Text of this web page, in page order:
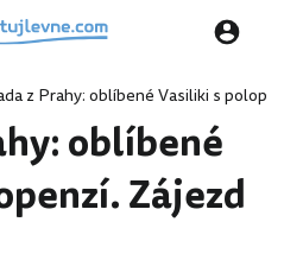
z Prahy: oblíbené Vasiliki s
oblíbené
Zájezd